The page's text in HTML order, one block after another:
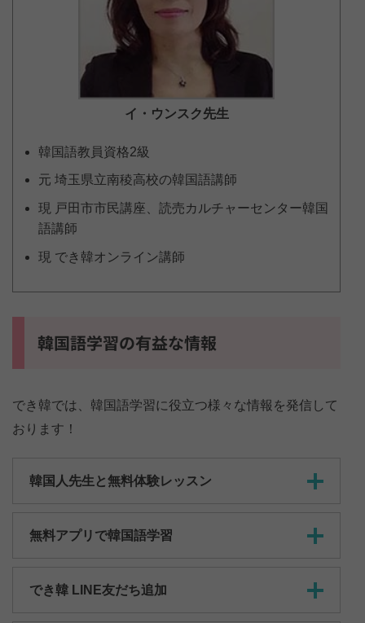
イ・ウンスク先生
韓国語教員資格2級
元 埼玉県立南稜高校の韓国語講師
現 戸田市市民講座、読売カルチャーセンター韓国
語講師
現 でき韓オンライン講師
韓国語学習の有益な情報
でき韓では、韓国語学習に役立つ様々な情報を発信して
おります！
韓国人先生と無料体験レッスン
無料アプリで韓国語学習
でき韓 LINE友だち追加